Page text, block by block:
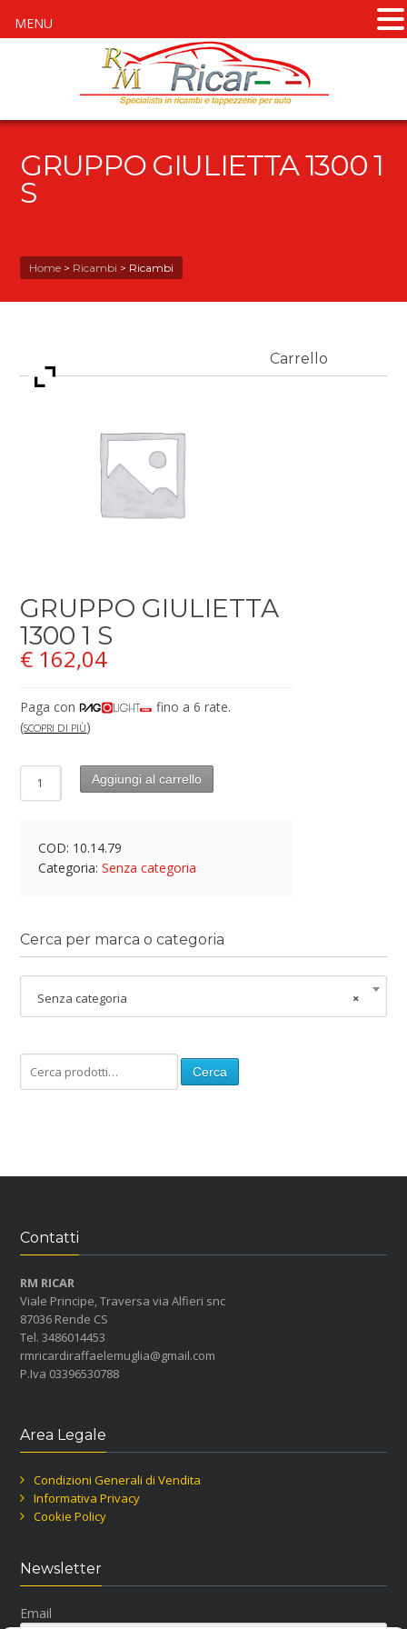
GRUPPO GIULIETTA 1300 1
S
Home > Ricambi > Ricambi
GRUPPO GIULIETTA
1300 1 S
€ 162,04
Paga con
fino a 6 rate.
(SCOPRI DI PIÙ)
Aggiungi al carrello
COD: 10.14.79
Categoria:Senza categoria
Carrello
Cerca per marca o categoria
×
Senza categoria
Cerca
Contatti
RM RICAR
Viale Principe, Traversa via Alfieri snc
87036 Rende CS
Tel. 3486014453
rmricardiraffaelemuglia@gmail.com
P.Iva 03396530788
Area Legale
Condizioni Generali di Vendita
Informativa Privacy
Cookie Policy
Newsletter
Email
MENU